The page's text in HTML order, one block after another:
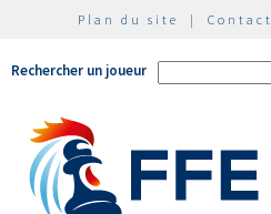
Plan du site | Contact
Rechercher un joueur